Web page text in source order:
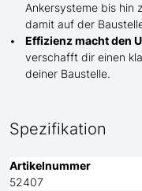
Ankersysteme bis hin
damit auf der
Effizienz macht den
verschafft dir einen
deiner Baustelle.
Spezifikation
Artikelnummer
52407